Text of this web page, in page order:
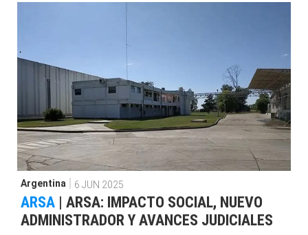
Argentina 6 JUN 2025
ARSA | ARSA: IMPACTO SOCIAL, NUEVO
ADMINISTRADOR Y AVANCES JUDICIALES